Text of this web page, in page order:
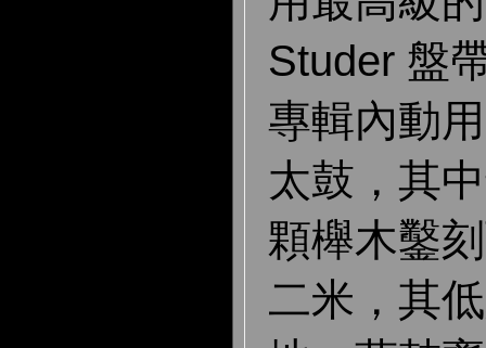
Studer 盤
專輯內動
太鼓，其
顆櫸木鑿
二米，其